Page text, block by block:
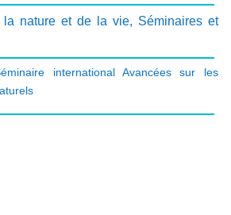
la nature et de la vie, Séminaires et
international Avancées sur les